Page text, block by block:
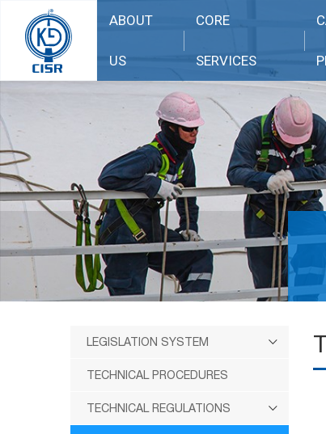
ABOUT
US
CORE
SERVICES
LEGISLATION SYSTEM
TECHNICAL PROCEDURES
TECHNICAL REGULATIONS